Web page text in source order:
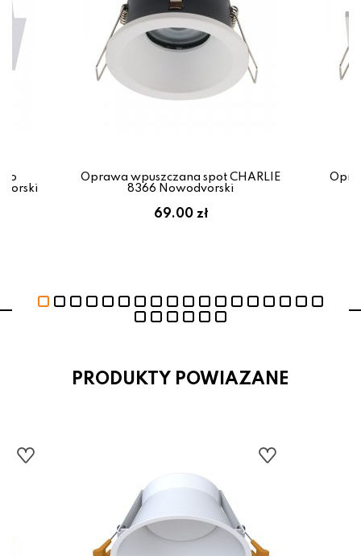
Oprawa wpuszczana spot CHARLIE
8366 Nowodvorski
69.00 zł
PRODUKTY POWIAZANE